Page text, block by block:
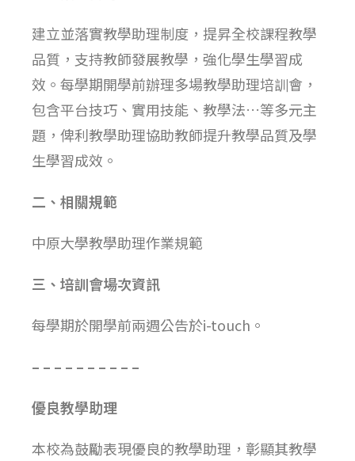
建立並落實教學助理制度，提昇全校課程教學
品質，支持教師發展教學，強化學生學習成
效。每學期開學前辦理多場教學助理培訓會，
包含平台技巧、實用技能、教學法…等多元主
題，俾利教學助理協助教師提升教學品質及學
生學習成效。
二、相關規範
中原大學教學助理作業規範
三、培訓會場次資訊
每學期於開學前兩週公告於i-touch。
– – – – – – – – – –
優良教學助理
本校為鼓勵表現優良的教學助理，彰顯其教學